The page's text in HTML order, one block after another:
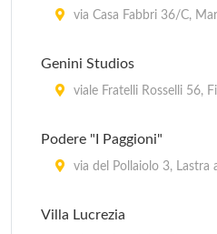
San Giusto Camping Village
via Castra (Località
via Casa Fabbri 36/C,
Genini Studios
viale Fratelli Rosselli 56,
Podere "I Paggioni"
via del Pollaiolo 3, Lastra
Villa Lucrezia